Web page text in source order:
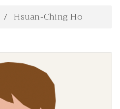
Hsuan-Ching Ho